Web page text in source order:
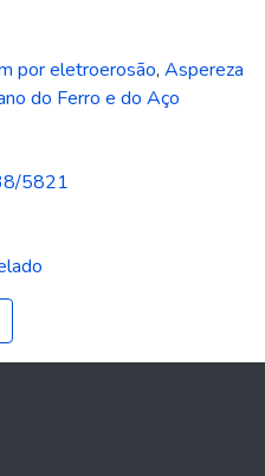
por eletroerosão, Aspereza
do Ferro e do Aço
5821